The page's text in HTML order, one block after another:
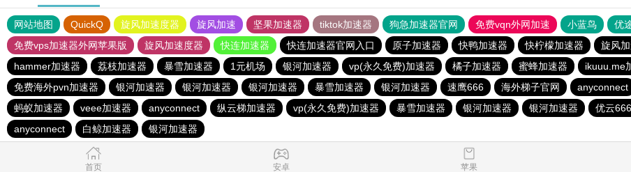
网站地图 QuickQ 旋风加速度器 旋风加速 坚果加速器 tiktok加速器 狗急加速器官网 免费vqn外网加速 小蓝鸟 优
免费vps加速器外网苹果版
旋风加速度器 快连加速器 快连加速器官网入口 原子加速器 快鸭加速器 快柠檬加速器 旋风
hammer加速器
荔枝加速器 暴雪加速器 1元机场 银河加速器 vp(永久免费)加速器 橘子加速器 蜜蜂加速器 ikuuu.me
免费海外pvn加速器
银河加速器 银河加速器 银河加速器 暴雪加速器 银河加速器 速鹰666 海外梯子官网 anyconnect
蚂蚁加速器
veee加速器 anyconnect 纵云梯加速器 vp(永久免费)加速器 暴雪加速器 银河加速器 银河加速器 优云666
anyconnect
白鲸加速器 银河加速器
首页 安卓 苹果